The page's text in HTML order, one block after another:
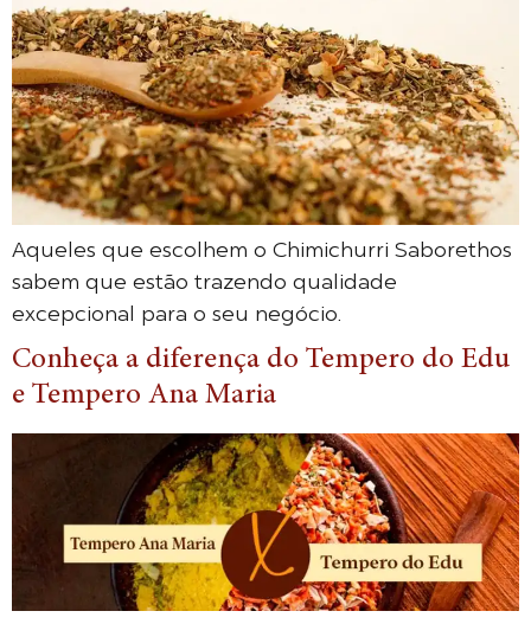
Aqueles que escolhem o Chimichurri Saborethos
sabem que estão trazendo qualidade
excepcional para o seu negócio.
Conheça a diferença do Tempero do Edu
e Tempero Ana Maria